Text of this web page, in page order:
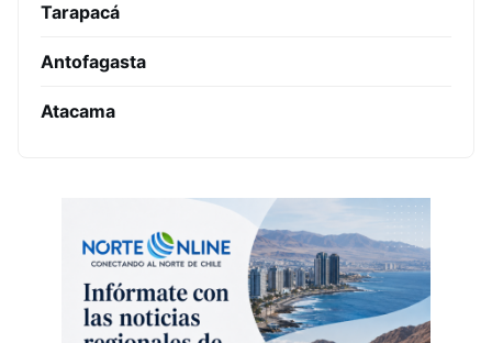
Tarapacá
Antofagasta
Atacama